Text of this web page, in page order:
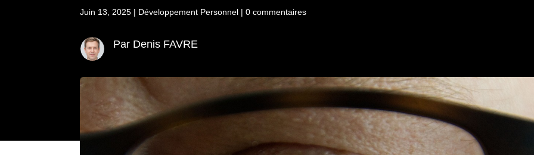
Juin 13, 2025 | Développement Personnel |0 commentaires
Par Denis FAVRE